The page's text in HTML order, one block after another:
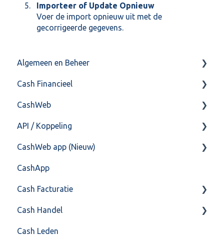
Importeer of Update Opnieuw
Voer de import opnieuw uit met de
gecorrigeerde gegevens.
Algemeen en Beheer
Bank(koppeling)
Import/Export
Postbus
Training & Consultancy
Overig
Cash Financieel
Boekhoud
Fiscaal
Overig
CashWeb
CashHero Layout
Mailen vanuit CASHWeb
Algemeen gebruik
API / Koppeling
Algemeen
Api 3.0 (SOAP API)
API 4.0 (REST API)
CashWeb app (Nieuw)
Veel gestelde vragen
CashApp
Cash Facturatie
Factureren
Instellingen
Cash Handel
Inkoop
Cash Leden